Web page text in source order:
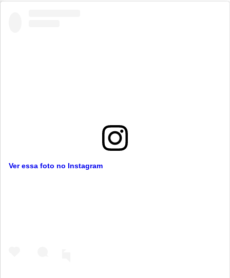
Ver essa foto no Instagram